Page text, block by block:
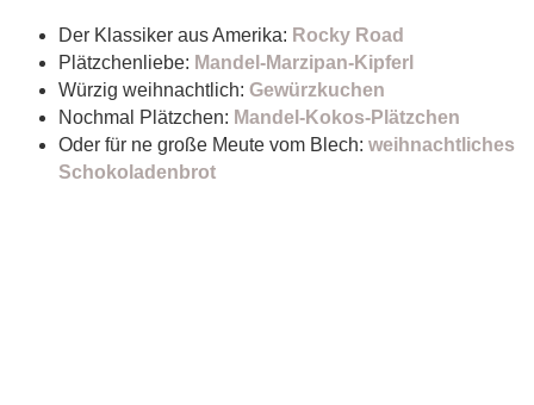
Der Klassiker aus Amerika: Rocky Road
Plätzchenliebe: Mandel-Marzipan-Kipferl
Würzig weihnachtlich: Gewürzkuchen
Nochmal Plätzchen: Mandel-Kokos-Plätzchen
Oder für ne große Meute vom Blech: weihnachtliches
Schokoladenbrot